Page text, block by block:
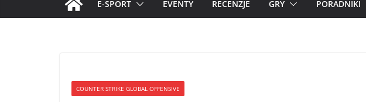
E-SPORT EVENTY RECENZJE GRY PORADNIKI
COUNTER STRIKE GLOBAL OFFENSIVE